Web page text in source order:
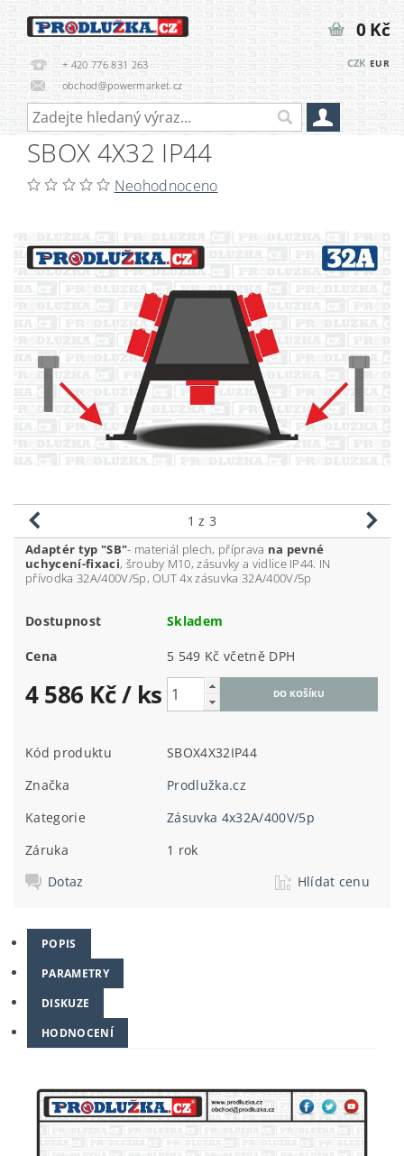
+ 420 776 831 263
obchod@powermarket.cz
CZK EUR
0 Kč
SBOX 4X32 IP44
Neohodnoceno
1 z 3
Adaptér typ "SB"- materiál plech, příprava na pevné
uchycení-fixaci, šrouby M10, zásuvky a vidlice IP44. IN
přívodka 32A/400V/5p, OUT 4x zásuvka 32A/400V/5p
Dostupnost Skladem
Cena 5 549 Kč včetně DPH
4 586 Kč/ ks
Kód produktu
SBOX4X32IP44
Značka
Prodlužka.cz
Kategorie
Zásuvka 4x32A/400V/5p
Záruka
1 rok
Dotaz
Hlídat cenu
POPIS
PARAMETRY
DISKUZE
HODNOCENÍ